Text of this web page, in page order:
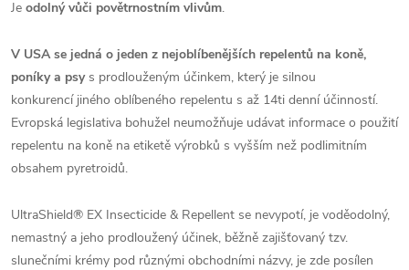
Je odolný vůči povětrnostním vlivům.
V USA se jedná o jeden z nejoblíbenějších repelentů na koně,
poníky a psys prodlouženým účinkem, který je silnou
konkurencí jiného oblíbeného repelentu s až 14ti denní účinností.
Evropská legislativa bohužel neumožňuje udávat informace o použití
repelentu na koně na etiketě výrobků s vyšším než podlimitním
obsahem pyretroidů.
UltraShield® EX Insecticide & Repellent se nevypotí, je voděodolný,
nemastný a jeho prodloužený účinek, běžně zajišťovaný tzv.
slunečními krémy pod různými obchodními názvy, je zde posílen